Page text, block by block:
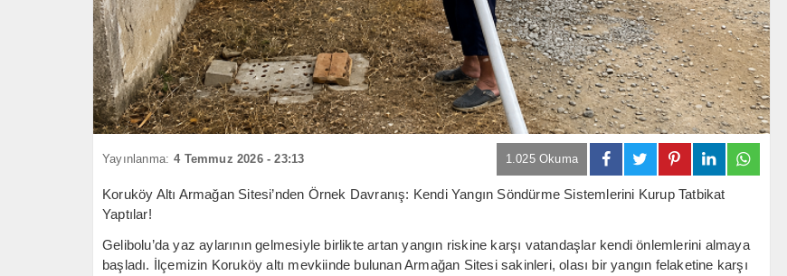
Yayınlanma: 4 Temmuz 2026 - 23:13 1.025 Okuma
Koruköy Altı Armağan Sitesi’nden Örnek Davranış: Kendi Yangın Söndürme Sistemlerini Kurup Tatbikat
Yaptılar!
​Gelibolu’da yaz aylarının gelmesiyle birlikte artan yangın riskine karşı vatandaşlar kendi önlemlerini almaya
başladı. İlçemizin Koruköy altı mevkiinde bulunan Armağan Sitesi sakinleri, olası bir yangın felaketine karşı